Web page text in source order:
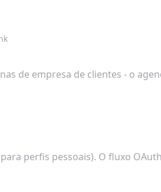
de empresa de clientes - o
perfis pessoais). O fluxo